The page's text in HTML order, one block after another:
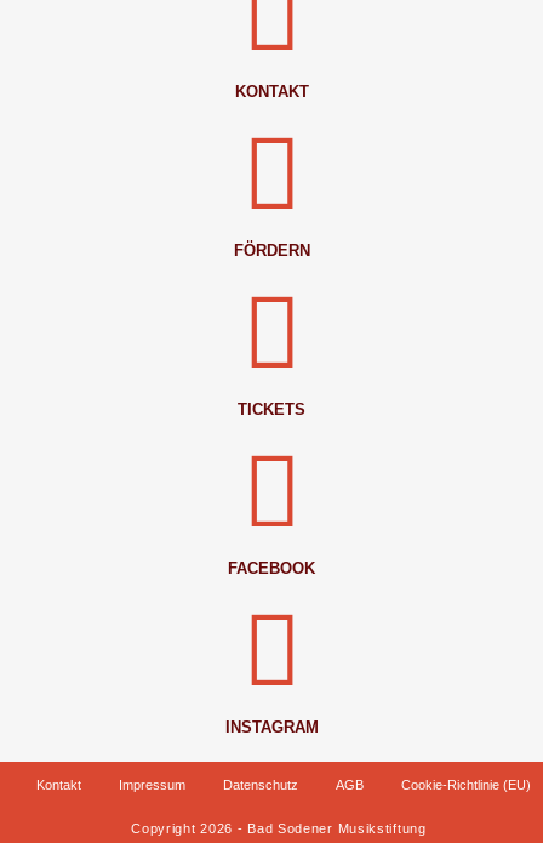
KONTAKT
FÖRDERN
TICKETS
FACEBOOK
INSTAGRAM
Copyright 2026 - Bad Sodener Musikstiftung
Kontakt Impressum Datenschutz AGB Cookie-Richtlinie (EU)